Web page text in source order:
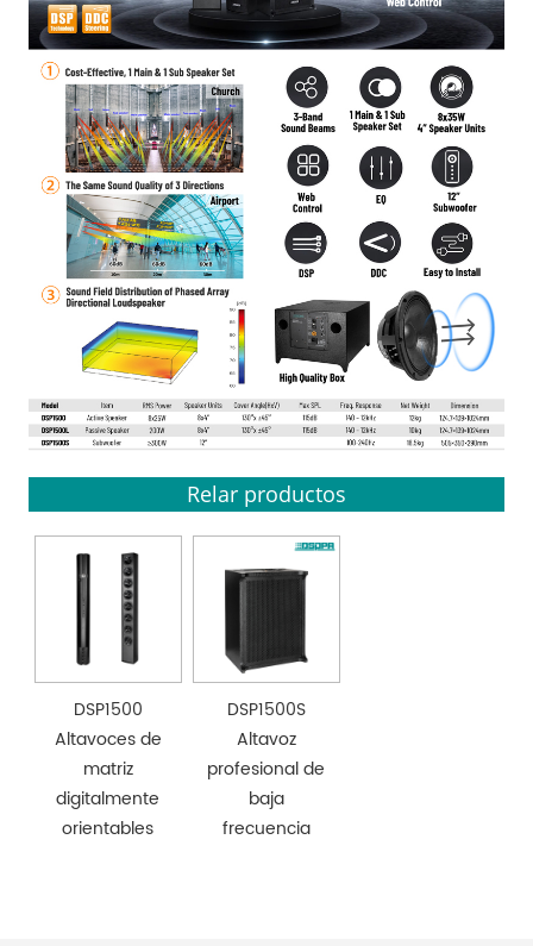
Relar productos
DSP1500
Altavoces de
matriz
digitalmente
orientables
DSP1500S
Altavoz
profesional de
baja
frecuencia